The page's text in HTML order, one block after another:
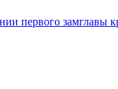
первого замглавы